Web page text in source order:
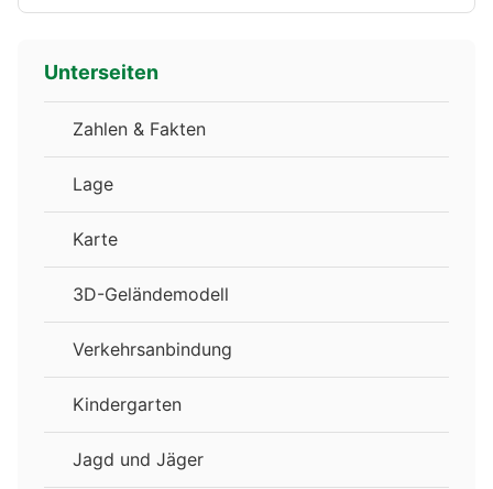
Unterseiten
Zahlen & Fakten
Lage
Karte
3D-Geländemodell
Verkehrsanbindung
Kindergarten
Jagd und Jäger